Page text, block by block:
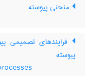
منحنی پیوسته
فرایندهای تصمیمی
پیوسته